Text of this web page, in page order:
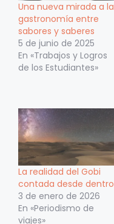
Una nueva mirada a la
gastronomía entre
sabores y saberes
5 de junio de 2025
En «Trabajos y Logros
de los Estudiantes»
La realidad del Gobi
contada desde dentro
3 de enero de 2026
En «Periodismo de
viajes»